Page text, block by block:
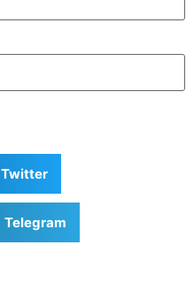
Twitter
Telegram